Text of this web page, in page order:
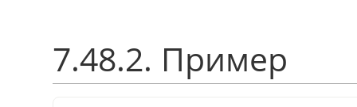
7.48.2. Пример